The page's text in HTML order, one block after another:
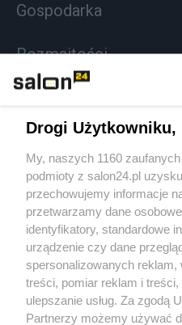
Gospodarka
Rozmaitości
Sport
Społeczeństwo
Kultura
X Facebook
Drogi Użytkowniku,
My, naszych 1160
podmioty z salon24.pl
przechowujemy informacje
przetwarzamy dane
identyfikatory, standardowe
urządzenie czy dane
spersonalizowanych
treści, pomiar reklam i
ulepszanie usług. Za zgodą
Partnerzy możemy używać